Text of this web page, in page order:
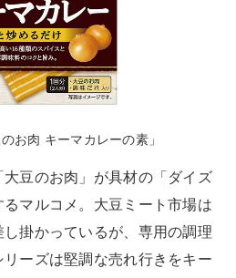
お肉 キーマカレーの素」
豆のお肉」が具材の「ダイズ
マルコメ。大豆ミート市場は
掛かっているが、専用の調理
ーズは堅調な売れ行きをキー